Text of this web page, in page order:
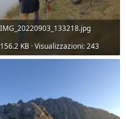
IMG_20220903_133218.jpg
156.2 KB · Visualizzazioni: 243